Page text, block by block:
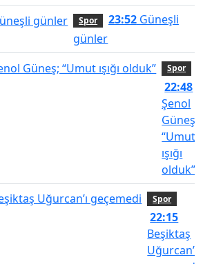
Spor 23:52Güneşli
günler
Spor
22:48
Şenol
Güneş;
“Umut
ışığı
olduk”
Spor
22:15
Beşiktaş
Uğurcan’ı